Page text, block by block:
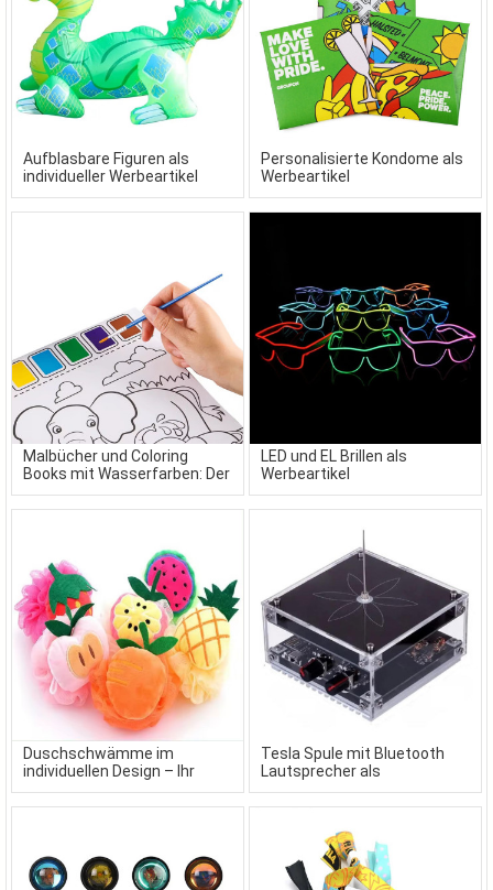
Aufblasbare Figuren als
individueller Werbeartikel
Personalisierte Kondome als
Werbeartikel
Malbücher und Coloring
Books mit Wasserfarben: Der
farbenfrohe Werbeartikel
LED und EL Brillen als
Werbeartikel
Duschschwämme im
individuellen Design – Ihr
pflegender Werbeartikel
Tesla Spule mit Bluetooth
Lautsprecher als
Werbeartikel